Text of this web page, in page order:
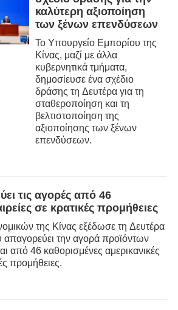
καλύτερη αξιοποίηση
των ξένων επενδύσεων
Το Υπουργείο Εμπορίου της
Κίνας, μαζί με άλλα
κυβερνητικά τμήματα,
δημοσίευσε ένα σχέδιο
δράσης τη Δευτέρα για τη
σταθεροποίηση και τη
βελτιστοποίηση της
αξιοποίησης των ξένων
επενδύσεων.
τις αγορές από 46
σε κρατικές προμήθειες
της Κίνας εξέδωσε τη Δευτέρα
απαγορεύει την αγορά προϊόντων
από 46 καθορισμένες αμερικανικές
προμήθειες.